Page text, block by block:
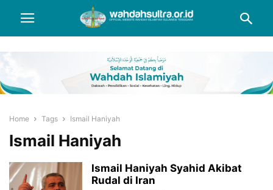
Home Tags Ismail Haniyah
Ismail Haniyah
Ismail Haniyah Syahid Akibat
Rudal di Iran